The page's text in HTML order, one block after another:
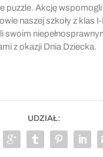
puzzle. Akcję
naszej szkoły z klas
swoim
z okazji Dnia Dziecka.
UDZIAŁ: